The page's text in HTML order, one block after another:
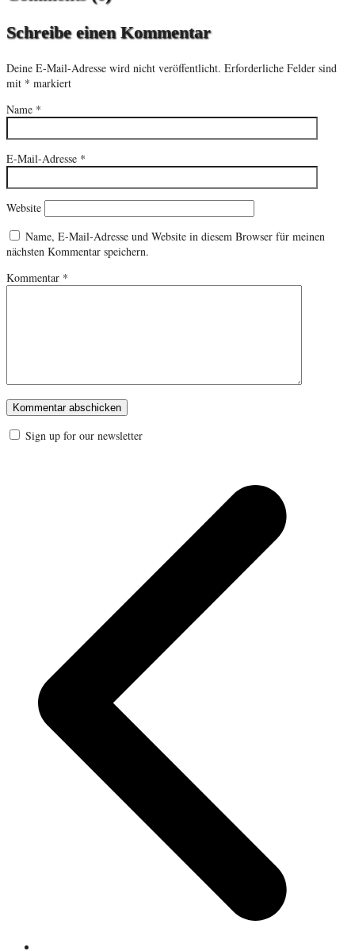
Schreibe einen Kommentar
Deine E-Mail-Adresse wird nicht veröffentlicht. Erforderliche Felder sind
mit * markiert
Name *
E-Mail-Adresse *
Website
Name, E-Mail-Adresse und Website in diesem Browser für meinen
nächsten Kommentar speichern.
Kommentar *
Sign up for our newsletter